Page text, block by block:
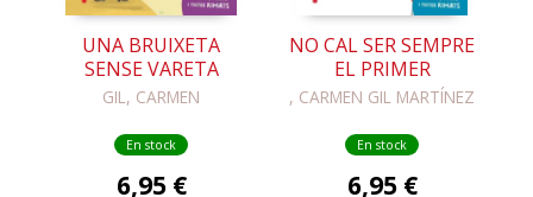
UNA BRUIXETA
SENSE VARETA
GIL, CARMEN
En stock
6,95 €
NO CAL SER SEMPRE
EL PRIMER
, CARMEN GIL MARTÍNEZ
En stock
6,95 €